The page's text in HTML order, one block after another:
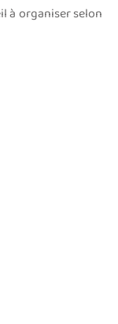
à organiser selon